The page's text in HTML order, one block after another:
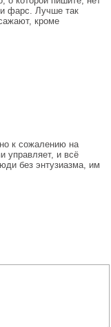
фарс. Лучше так
кроме
к сожалению на
управляет, и всё
без энтузиазма, им